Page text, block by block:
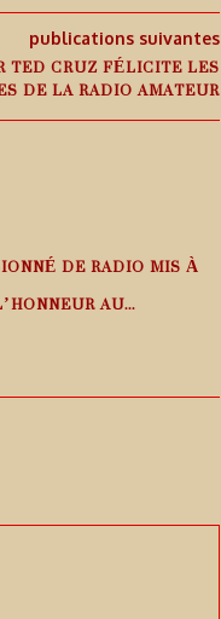
publications suivantes
TED CRUZ FÉLICITE LES
DE LA RADIO AMATEUR
DE RADIO MIS À
AU...